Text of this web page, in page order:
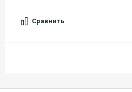
Сравнить